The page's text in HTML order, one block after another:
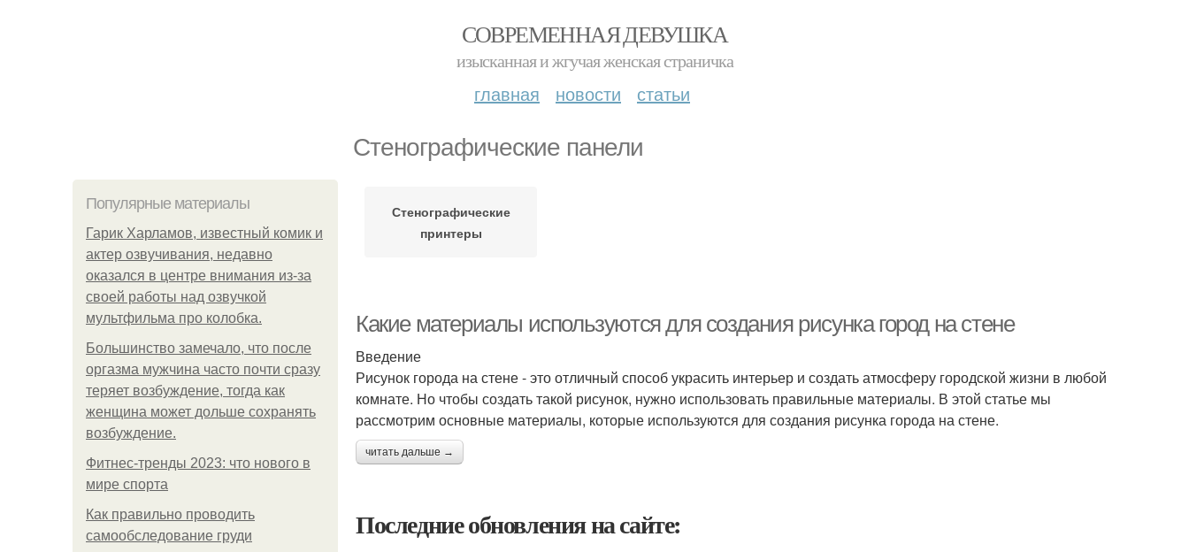
СОВРЕМЕННАЯ ДЕВУШКА
изысканная и жгучая женская страничка
главная новости статьи
Стенографические панели
Популярные материалы
Гарик Харламов, известный комик и
актер озвучивания, недавно
оказался в центре внимания из-за
своей работы над озвучкой
мультфильма про колобка.
Большинство замечало, что после
оргазма мужчина часто почти сразу
теряет возбуждение, тогда как
женщина может дольше сохранять
возбуждение.
Фитнес-тренды 2023: что нового в
мире спорта
Как правильно проводить
самообследование груди
Стенографические
принтеры
Какие материалы используются для создания рисунка город на стене
Введение
Рисунок города на стене - это отличный способ украсить интерьер и создать атмосферу городской жизни в любой
комнате. Но чтобы создать такой рисунок, нужно использовать правильные материалы. В этой статье мы
рассмотрим основные материалы, которые используются для создания рисунка города на стене.
читать дальше →
Последние обновления на сайте: